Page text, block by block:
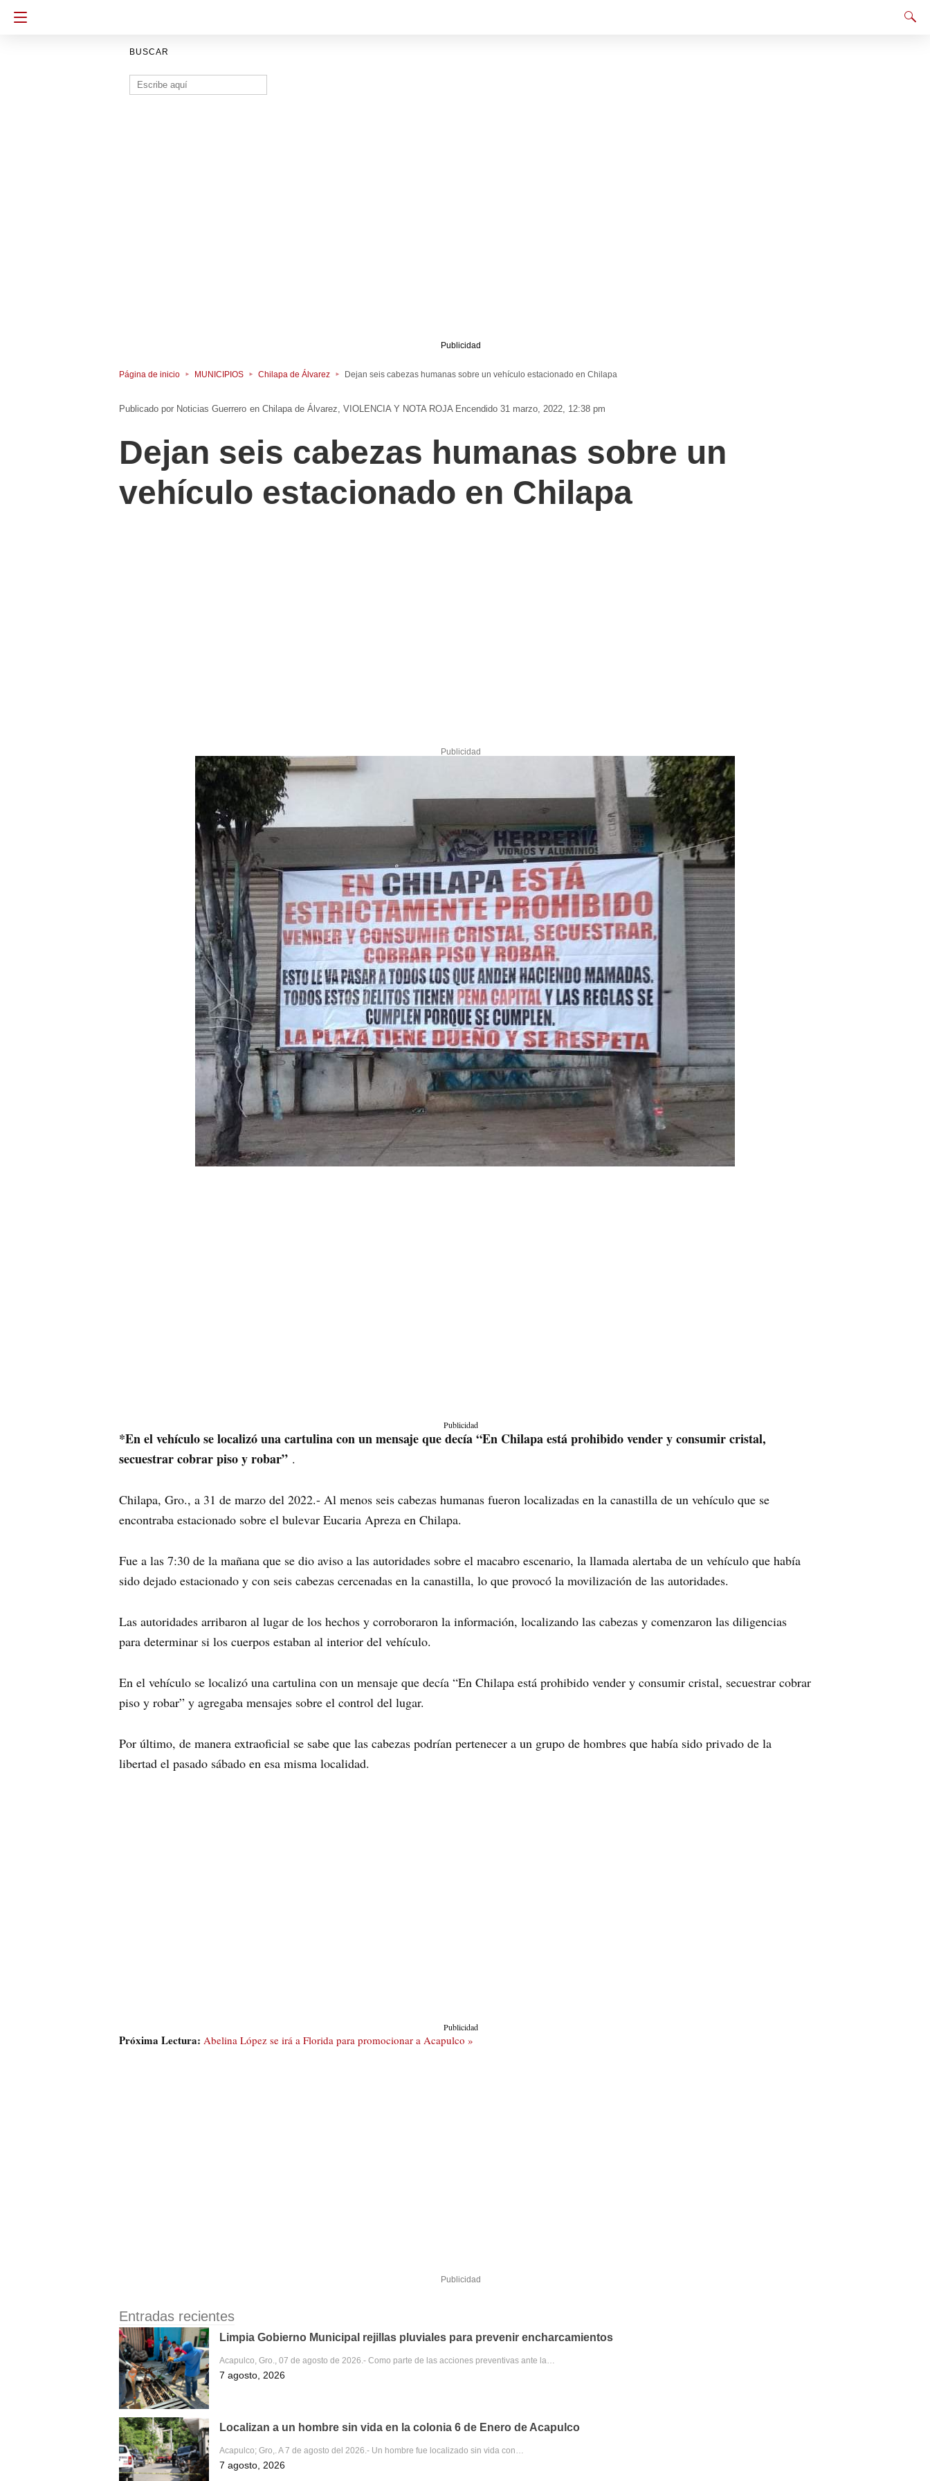
BUSCAR
Buscar:
Publicidad
Página de inicio MUNICIPIOS Chilapa de Álvarez Dejan seis cabezas humanas sobre un vehículo estacionado en Chilapa
Noticias Guerrero en Chilapa de Álvarez VIOLENCIA Y NOTA ROJA Encendido 31 marzo, 2022, 12:38 pm
Dejan seis cabezas humanas sobre un
vehículo estacionado en Chilapa
Publicidad
Publicidad
*En el vehículo se localizó una cartulina con un mensaje que decía “En Chilapa está prohibido vender y consumir cristal,
secuestrar cobrar piso y robar” .
Chilapa, Gro., a 31 de marzo del 2022.- Al menos seis cabezas humanas fueron localizadas en la canastilla de un vehículo que se
encontraba estacionado sobre el bulevar Eucaria Apreza en Chilapa.
Fue a las 7:30 de la mañana que se dio aviso a las autoridades sobre el macabro escenario, la llamada alertaba de un vehículo que había
sido dejado estacionado y con seis cabezas cercenadas en la canastilla, lo que provocó la movilización de las autoridades.
Las autoridades arribaron al lugar de los hechos y corroboraron la información, localizando las cabezas y comenzaron las diligencias
para determinar si los cuerpos estaban al interior del vehículo.
En el vehículo se localizó una cartulina con un mensaje que decía “En Chilapa está prohibido vender y consumir cristal, secuestrar cobrar
piso y robar” y agregaba mensajes sobre el control del lugar.
Por último, de manera extraoficial se sabe que las cabezas podrían pertenecer a un grupo de hombres que había sido privado de la
libertad el pasado sábado en esa misma localidad.
Publicidad
Próxima Lectura: Abelina López se irá a Florida para promocionar a Acapulco »
Publicidad
Entradas recientes
Limpia Gobierno Municipal rejillas pluviales para prevenir encharcamientos
Acapulco, Gro., 07 de agosto de 2026.- Como parte de las acciones preventivas ante la…
7 agosto, 2026
Localizan a un hombre sin vida en la colonia 6 de Enero de Acapulco
Acapulco; Gro,. A 7 de agosto del 2026.- Un hombre fue localizado sin vida con…
7 agosto, 2026